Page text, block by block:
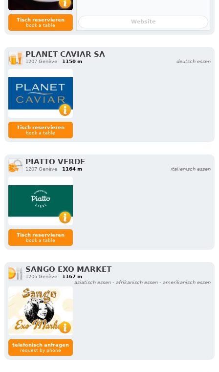
Tisch reservieren
book a table
Website
PLANET CAVIAR SA
1207 Genève 1150 m deutsch essen
Tisch reservieren
book a table
PIATTO VERDE
1207 Genève 1164 m italienisch essen
Tisch reservieren
book a table
SANGO EXO MARKET
1205 Genève
1167 m
asiatisch essen - afrikanisch essen - amerikanisch essen
telefonisch anfragen
request by phone